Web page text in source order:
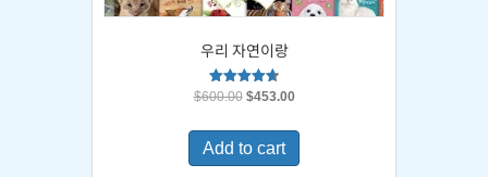
우리 자연이랑
Rated
$600.00 Original
was:
$600.00.
$453.00Current
is:
Add to cart